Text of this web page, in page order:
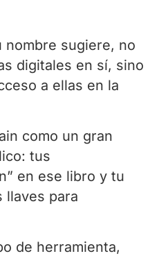
nombre sugiere, no
digitales en sí, sino
a ellas en la
como un gran
tus
en ese libro y tu
llaves para
de herramienta,